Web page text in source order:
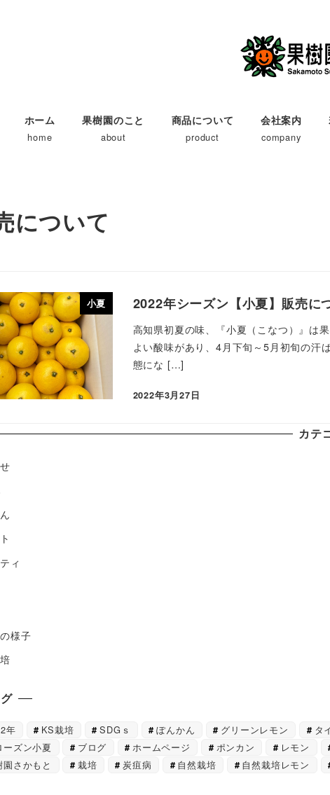
ホーム
home
果樹園のこと
about
商品について
product
会社案内
company
について
小夏 2022年シーズン【小夏】販売に
高知県初夏の味、『小夏（こなつ）』は
よい酸味があり、4月下旬～5月初旬の汗
態にな […]
2022年3月27日
カテ
ィ
様子
年 KS栽培 SDGｓ ぽんかん グリーンレモン タ
ーズン小夏
ブログ ホームページ ポンカン レモン
園さかもと
栽培 炭疽病 自然栽培 自然栽培レモン